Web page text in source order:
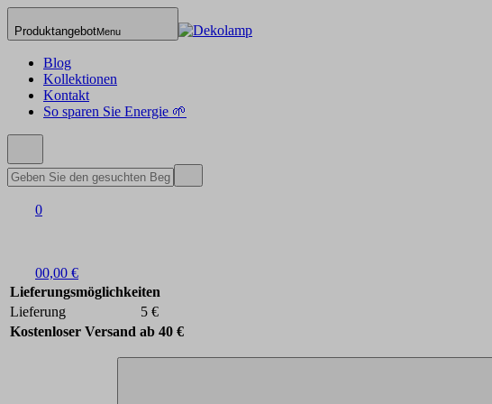
ProduktangebotMenu
Blog
Kollektionen
Kontakt
So sparen Sie Energie 🌱
0
00,00 €
Lieferungsmöglichkeiten
Lieferung
5 €
Kostenloser Versand ab 40 €